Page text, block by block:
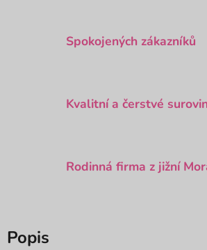
Spokojených zákazníků
Kvalitní a čerstvé
Rodinná firma z jižní
Popis